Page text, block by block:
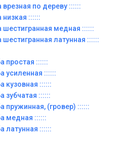
врезная по дереву ::::::
низкая ::::::
шестигранная медная ::::::
шестигранная латунная ::::::
простая ::::::
усиленная ::::::
кузовная ::::::
зубчатая ::::::
пружинная, (гровер) ::::::
медная ::::::
латунная ::::::